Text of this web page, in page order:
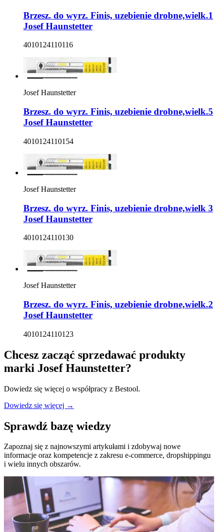
Brzesz. do wyrz. Finis, uzebienie drobne,wielk.1
Josef Haunstetter
4010124110116
Josef Haunstetter
Brzesz. do wyrz. Finis, uzebienie drobne,wielk.5
Josef Haunstetter
4010124110154
Josef Haunstetter
Brzesz. do wyrz. Finis, uzebienie drobne,wielk 3
Josef Haunstetter
4010124110130
Josef Haunstetter
Brzesz. do wyrz. Finis, uzebienie drobne,wielk.2
Josef Haunstetter
4010124110123
Chcesz zacząć sprzedawać produkty
marki Josef Haunstetter?
Dowiedz się więcej o współpracy z Bestool.
Dowiedz się więcej →
Sprawdź bazę wiedzy
Zapoznaj się z najnowszymi artykułami i zdobywaj nowe
informacje oraz kompetencje z zakresu e-commerce, dropshippingu
i wielu innych obszarów.